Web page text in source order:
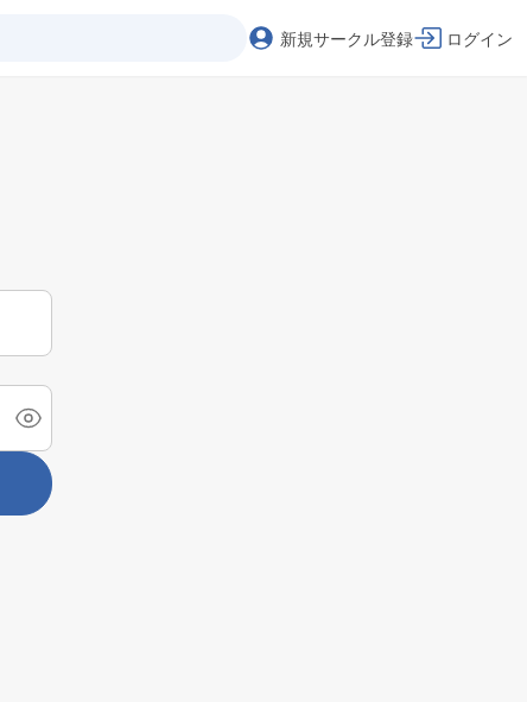
新規サークル登録 ログイン